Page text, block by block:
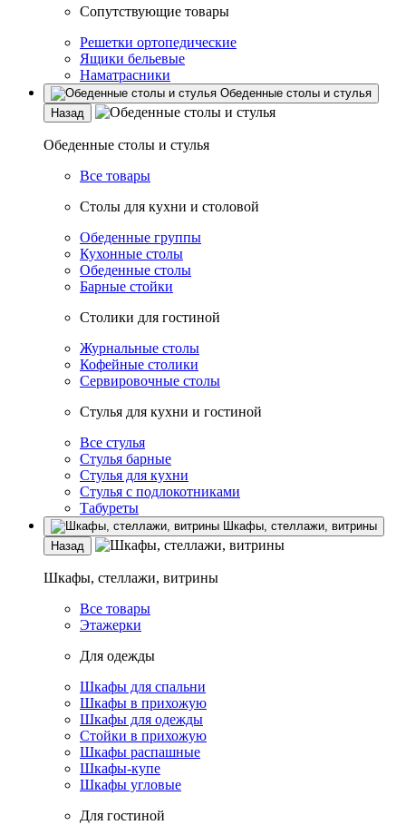
Сопутствующие товары
Решетки ортопедические
Ящики бельевые
Наматрасники
Обеденные столы и стулья
Назад
Обеденные столы и стулья
Все товары
Столы для кухни и столовой
Обеденные группы
Кухонные столы
Обеденные столы
Барные стойки
Столики для гостиной
Журнальные столы
Кофейные столики
Сервировочные столы
Стулья для кухни и гостиной
Все стулья
Стулья барные
Стулья для кухни
Стулья с подлокотниками
Табуреты
Шкафы, стеллажи, витрины
Назад
Шкафы, стеллажи, витрины
Все товары
Этажерки
Для одежды
Шкафы для спальни
Шкафы в прихожую
Шкафы для одежды
Стойки в прихожую
Шкафы распашные
Шкафы-купе
Шкафы угловые
Для гостиной